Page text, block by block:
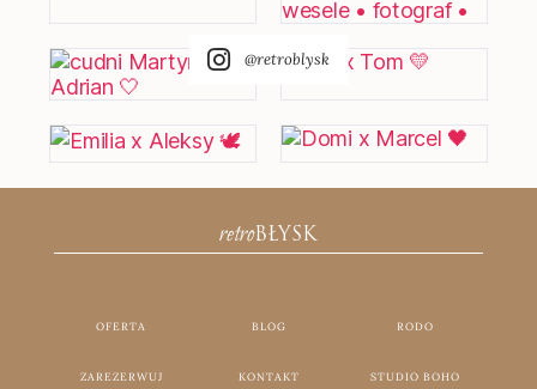
@retroblysk
retroBŁYSK
OFERTA BLOG RODO
ZAREZERWUJ KONTAKT STUDIO BOHO